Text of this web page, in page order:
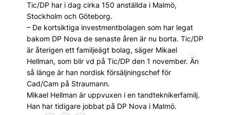
Tic/DP har i dag cirka 150 anställda i Malmö,
Stockholm och Göteborg.
– De kortsiktiga investmentbolagen som har legat
bakom DP Nova de senaste åren är nu borta. Tic/DP
är återigen ett familjeägt bolag, säger Mikael
Hellman, som blir vd på Tic/DP den 1 november. Än
så länge är han nordisk försäljningschef för
Cad/Cam på Straumann.
Mikael Hellman är uppvuxen i en tandteknikerfamilj.
Han har tidigare jobbat på DP Nova i Malmö.